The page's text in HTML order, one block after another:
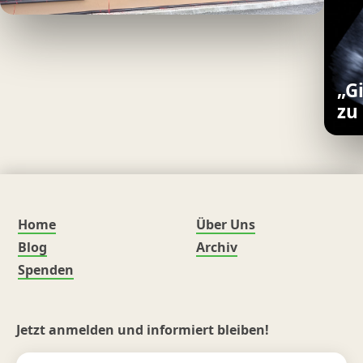
Home
Über Uns
Blog
Archiv
Spenden
Jetzt anmelden und informiert bleiben!